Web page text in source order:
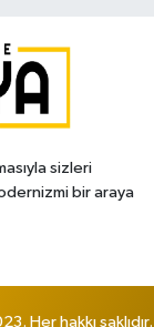
sizleri
bir araya
Her hakkı saklıdır.